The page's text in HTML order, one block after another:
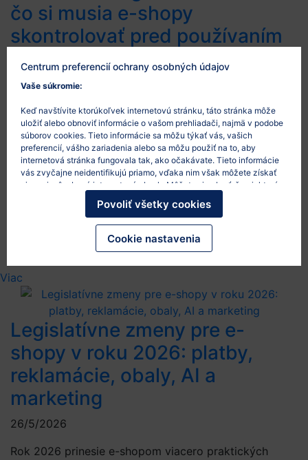
čo si musia e-shopy
skontrolovať pred používaním
tvrdení ako „eko“, „udržateľné“
alebo „carbon neutral“
26/5/2026
Environmentálne tvrdenia sú v e-commerce čoraz
častejšie. E-shopy používajú označenia ako „eko“,
„udržateľné“, „green“, „šetrné k prírode“ alebo „carbon
neutral“, aby zákazníkom ukázali environmentálny
prínos produktov, obalov alebo dopravy. Problém
nastáva vtedy, keď takéto tvrdenia nie sú konkrétne,
pravdivé alebo preukázateľné. Čo je to greenwashing
Greenwashing je situácia, keď komunikácia…
Viac
Legislatívne zmeny pre e-
shopy v roku 2026: platby,
reklamácie, obaly, AI a
marketing
26/5/2026
Rok 2026 prinesie e-shopom viacero praktických
Centrum preferencií ochrany osobných údajov
Vaše súkromie:
Keď navštívite ktorúkoľvek internetovú stránku, táto stránka môže
uložiť alebo obnoviť informácie o vašom prehliadači, najmä v podobe
súborov cookies. Tieto informácie sa môžu týkať vás, vašich
preferencií, vášho zariadenia alebo sa môžu použiť na to, aby
internetová stránka fungovala tak, ako očakávate. Tieto informácie
vás zvyčajne neidentifikujú priamo, vďaka nim však môžete získať
viac prispôsobený internetový obsah. Môžete si vybrať, že niektoré
typy súborov cookies nepovolíte. Po kliknutí na nadpisy rôznych
kategórií sa dozviete viac a zmeníte svoje predvolené nastavenia.
Mali by ste však vedieť, že blokovanie niektorých súborov cookies
môže ovplyvniť vašu skúsenosť so stránkou a služby, ktoré vám
Cookie nastavenia
Povoliť všetky cookies